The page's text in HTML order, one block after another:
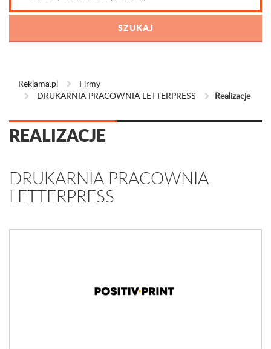
Reklama.pl
Firmy
DRUKARNIA PRACOWNIA LETTERPRESS
Realizacje
REALIZACJE
DRUKARNIA PRACOWNIA
LETTERPRESS